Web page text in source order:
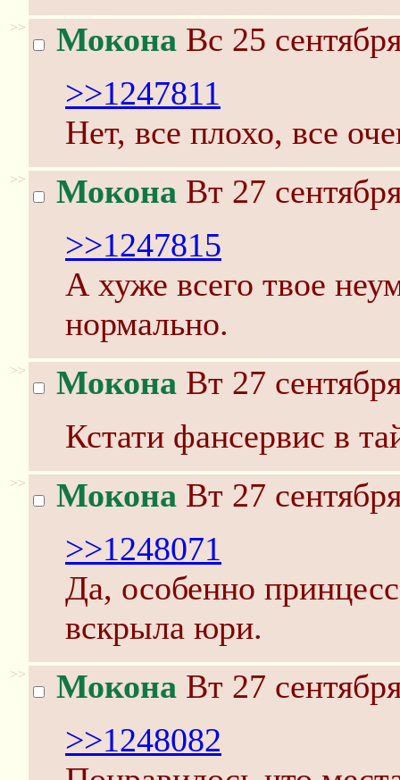
>> Мокона Вс 25
>>1247811
Нет, все плохо, все
>> Мокона Вт 27
>>1247815
А хуже всего твое
нормально.
>> Мокона Вт 27
Кстати фансервис в
>> Мокона Вт 27
>>1248071
Да, особенно
вскрыла юри.
>> Мокона Вт 27
>>1248082